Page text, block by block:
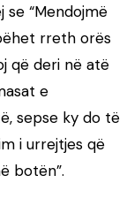
se “Mendojmë
rreth orës
që deri në atë
e
sepse ky do të
i urrejtjes që
botën”.